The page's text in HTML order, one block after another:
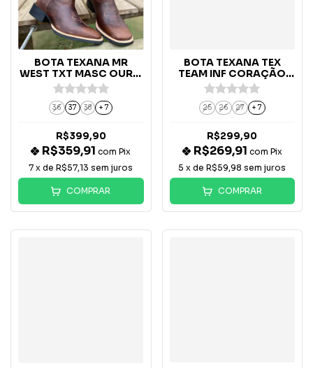
BOTA TEXANA MR
WEST TXT MASC OURO
BD342 - B-36
36 37 38 + 7
R$399,90
R$359,91com Pix
7 x deR$57,13 sem juros
COMPRAR
BOTA TEXANA TEX
TEAM INF CORAÇÃO
CARAMELO/ROSA -
4801/02
25 26 27 + 7
R$299,90
R$269,91 com Pix
5 x deR$59,98 sem juros
COMPRAR